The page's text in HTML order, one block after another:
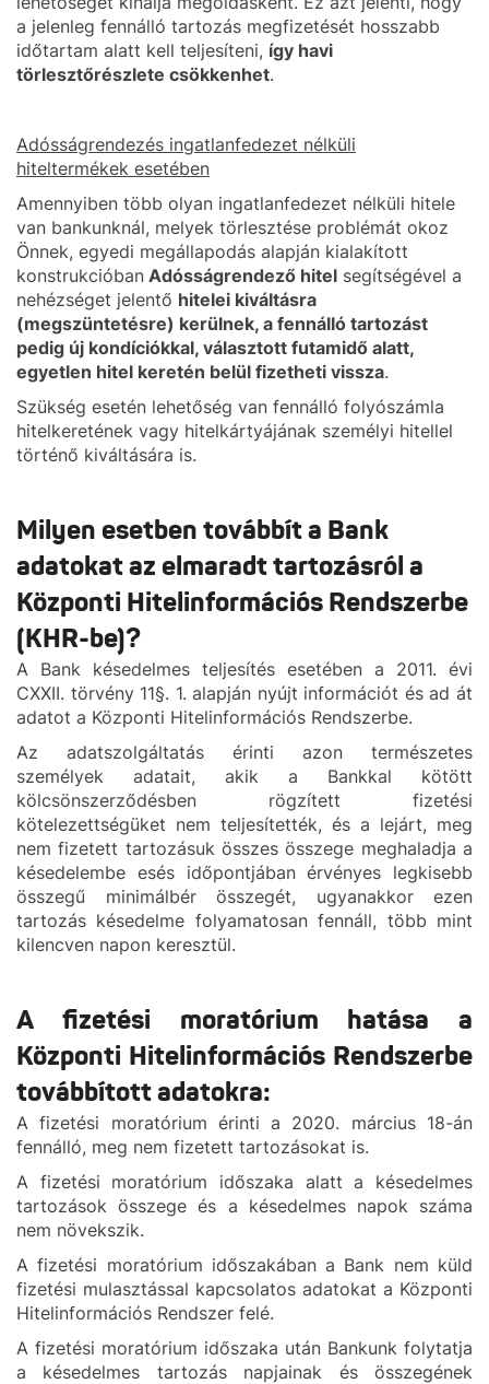
a jelenleg fennálló tartozás megfizetését hosszabb
időtartam alatt kell teljesíteni, így havi
törlesztőrészlete csökkenhet.
Adósságrendezés ingatlanfedezet nélküli
hiteltermékek esetében
Amennyiben több olyan ingatlanfedezet nélküli hitele
van bankunknál, melyek törlesztése problémát okoz
Önnek, egyedi megállapodás alapján kialakított
konstrukcióban Adósságrendező hitel segítségével a
nehézséget jelentő hitelei kiváltásra
(megszüntetésre) kerülnek, a fennálló tartozást
pedig új kondíciókkal, választott futamidő alatt,
egyetlen hitel keretén belül fizetheti vissza.
Szükség esetén lehetőség van fennálló folyószámla
hitelkeretének vagy hitelkártyájának személyi hitellel
történő kiváltására is.
Milyen esetben továbbít a Bank
adatokat az elmaradt tartozásról a
Központi Hitelinformációs Rendszerbe
(KHR-be)?
A Bank késedelmes teljesítés esetében a 2011. évi
CXXII. törvény 11§. 1. alapján nyújt információt és ad át
adatot a Központi Hitelinformációs Rendszerbe.
Az adatszolgáltatás érinti azon természetes
személyek adatait, akik a Bankkal kötött
kölcsönszerződésben rögzített fizetési
kötelezettségüket nem teljesítették, és a lejárt, meg
nem fizetett tartozásuk összes összege meghaladja a
késedelembe esés időpontjában érvényes legkisebb
összegű minimálbér összegét, ugyanakkor ezen
tartozás késedelme folyamatosan fennáll, több mint
kilencven napon keresztül.
A fizetési moratórium hatása a
Központi Hitelinformációs Rendszerbe
továbbított adatokra:
A fizetési moratórium érinti a 2020. március 18-án
fennálló, meg nem fizetett tartozásokat is.
A fizetési moratórium időszaka alatt a késedelmes
tartozások összege és a késedelmes napok száma
nem növekszik.
A fizetési moratórium időszakában a Bank nem küld
fizetési mulasztással kapcsolatos adatokat a Központi
Hitelinformációs Rendszer felé.
A fizetési moratórium időszaka után Bankunk folytatja
a késedelmes tartozás napjainak és összegének